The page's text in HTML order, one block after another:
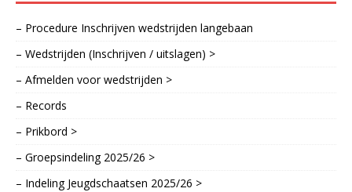
– Procedure Inschrijven wedstrijden langebaan
– Wedstrijden (Inschrijven / uitslagen) >
– Afmelden voor wedstrijden >
– Records
– Prikbord >
– Groepsindeling 2025/26 >
– Indeling Jeugdschaatsen 2025/26 >